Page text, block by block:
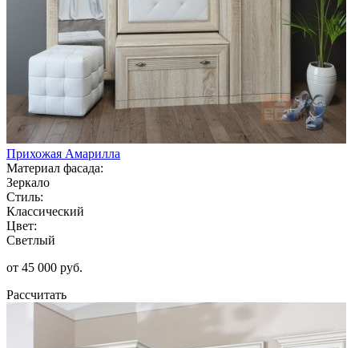
Прихожая Амарилла
Материал фасада:
Зеркало
Стиль:
Классический
Цвет:
Светлый
от 45 000 руб.
Рассчитать